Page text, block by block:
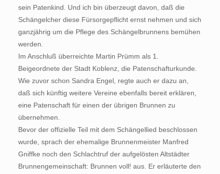
sein Patenkind. Und ich bin überzeugt davon, daß die
Schängelcher diese Fürsorgepflicht ernst nehmen und sich
ganzjährig um die Pflege des Schängelbrunnens bemühen
werden.
Im Anschluß überreichte Martin Prümm als 1.
Beigeordnete der Stadt Koblenz, die Patenschafturkunde.
Wie zuvor schon Sandra Engel, regte auch er dazu an,
daß sich künftig weitere Vereine ebenfalls bereit erklären,
eine Patenschaft für einen der übrigen Brunnen zu
übernehmen.
Bevor der offizielle Teil mit dem Schängellied beschlossen
wurde, sprach der ehemalige Brunnenmeister Manfred
Gniffke noch den Schlachtruf der aufgelösten Altstädter
Brunnengemeinschaft: Brunnen voll! aus. Er erläuterte den